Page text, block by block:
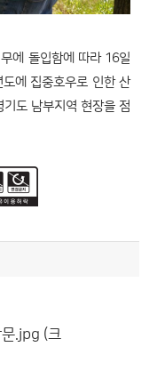
에 돌입함에 따라 16일
에 집중호우로 인한 산
도 남부지역 현장을 점
.jpg (크